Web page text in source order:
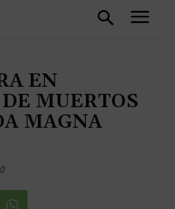
EN
MUERTOS
MAGNA
0